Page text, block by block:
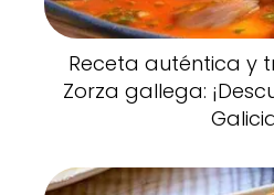
Receta auténtica y
Zorza gallega: